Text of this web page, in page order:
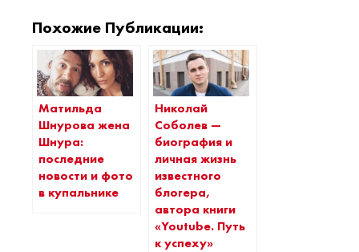
Похожие Публикации:
Матильда
Шнурова жена
Шнура:
последние
новости и фото
в купальнике
Николай
Соболев —
биография и
личная жизнь
известного
блогера,
автора книги
«Youtube. Путь
к успеху»